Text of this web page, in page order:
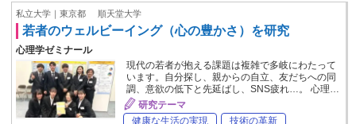
私立大学｜東京都 順天堂大学
若者のウェルビーイング（心の豊かさ）を研究
心理学ゼミナール
現代の若者が抱える課題は複雑で多岐にわたって
います。自分探し、親からの自立、友だちへの同
調、意欲の低下と先延ばし、SNS疲れ…。 心理…
研究テーマ
健康な生活の実現
技術の革新